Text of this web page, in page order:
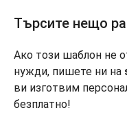
Търсите нещо
Ако този шаблон не
нужди, пишете ни на
ви изготвим
безплатно!